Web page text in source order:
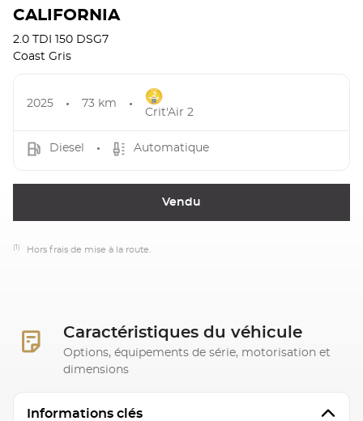
CALIFORNIA
2.0 TDI 150 DSG7
Coast Gris
2025 73 km
Crit'Air 2
Diesel Automatique
Vendu
(1) Hors frais de mise à la route.
Caractéristiques du véhicule
Options, équipements de série, motorisation et
dimensions
Informations clés